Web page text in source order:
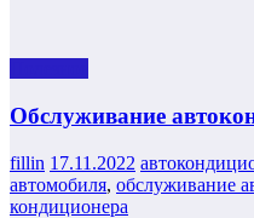
Обслуживание
fillin 17.11.2022
автомобиля, обслуживание
кондиционера